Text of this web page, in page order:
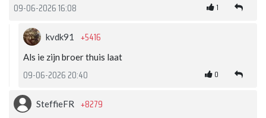
09-06-2026 16:08 1
kvdk91 +5416
Als ie zijn broer thuis laat
09-06-2026 20:40 0
SteffieFR +8279